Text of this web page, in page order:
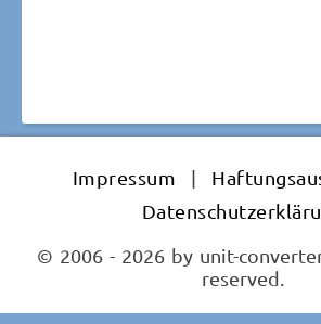
Impressum |
© 2006 - 2026 by unit-
reserved.